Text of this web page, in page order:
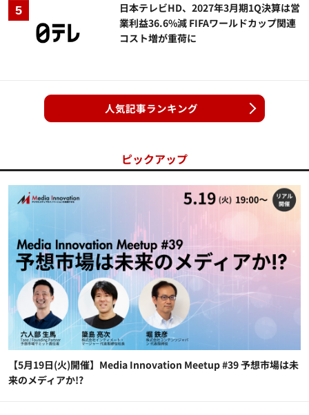
日本テレビHD、2027年3月期1Q決算は営
業利益36.6%減 FIFAワールドカップ関連
コスト増が重荷に
人気記事ランキング
ピックアップ
【5月19日(火)開催】Media Innovation Meetup #39 予想市場は未
来のメディアか!?